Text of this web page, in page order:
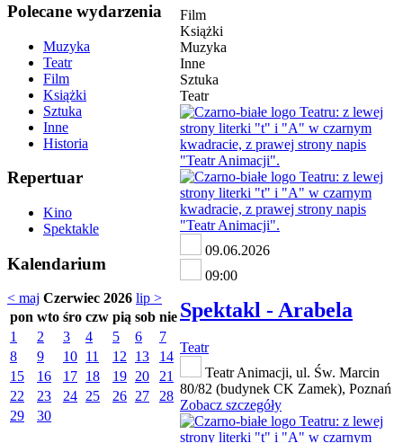
Polecane wydarzenia
Muzyka
Teatr
Film
Książki
Sztuka
Inne
Historia
Repertuar
Kino
Spektakle
Kalendarium
< maj Czerwiec 2026 lip >
pon wto śro czw pią sob nie
1
2 3 4 5 6
7
8
9 10 11 12 13
14
15
16 17 18 19 20
21
22
23 24 25 26 27
28
29
30
Film
Książki
Muzyka
Inne
Sztuka
Teatr
09.06.2026
09:00
Spektakl - Arabela
Teatr
Teatr Animacji, ul. Św. Marcin
80/82 (budynek CK Zamek), Poznań
Zobacz szczegóły